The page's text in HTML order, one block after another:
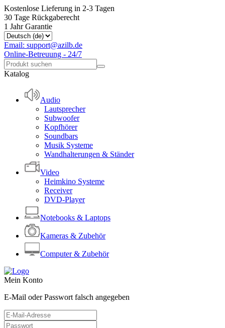
Kostenlose Lieferung in 2-3 Tagen
30 Tage Rückgaberecht
1 Jahr Garantie
Email: support@azilb.de
Online-Betreuung - 24/7
Katalog
Audio
Lautsprecher
Subwoofer
Kopfhörer
Soundbars
Musik Systeme
Wandhalterungen & Ständer
Video
Heimkino Systeme
Receiver
DVD-Player
Notebooks & Laptops
Kameras & Zubehör
Computer & Zubehör
Mein Konto
E-Mail oder Passwort falsch angegeben